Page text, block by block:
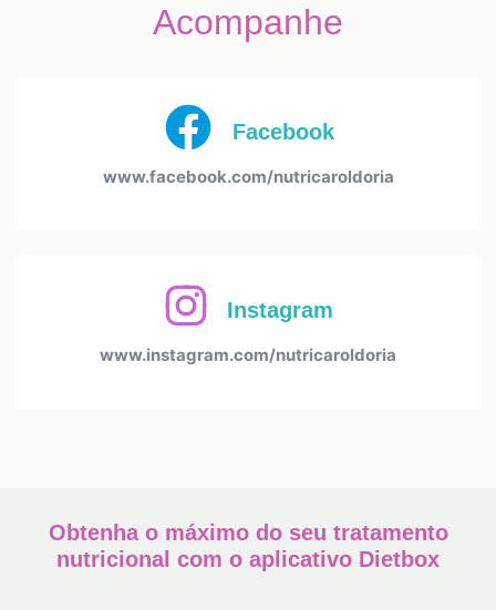
Acompanhe
Facebook
www.facebook.com/nutricaroldoria
Instagram
www.instagram.com/nutricaroldoria
Obtenha o máximo do seu tratamento
nutricional com o aplicativo Dietbox